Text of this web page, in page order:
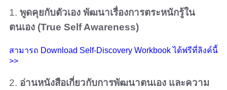
1. พูดคุยกับตัวเอง พัฒนาเรื่องการตระหนักรู้ใน
ตนเอง (True Self Awareness)
สามารถ Download Self-Discovery Workbook ได้ฟรีที่ลิงค์นี้
>>
2. อ่านหนังสือเกี่ยวกับการพัฒนาตนเอง และความ